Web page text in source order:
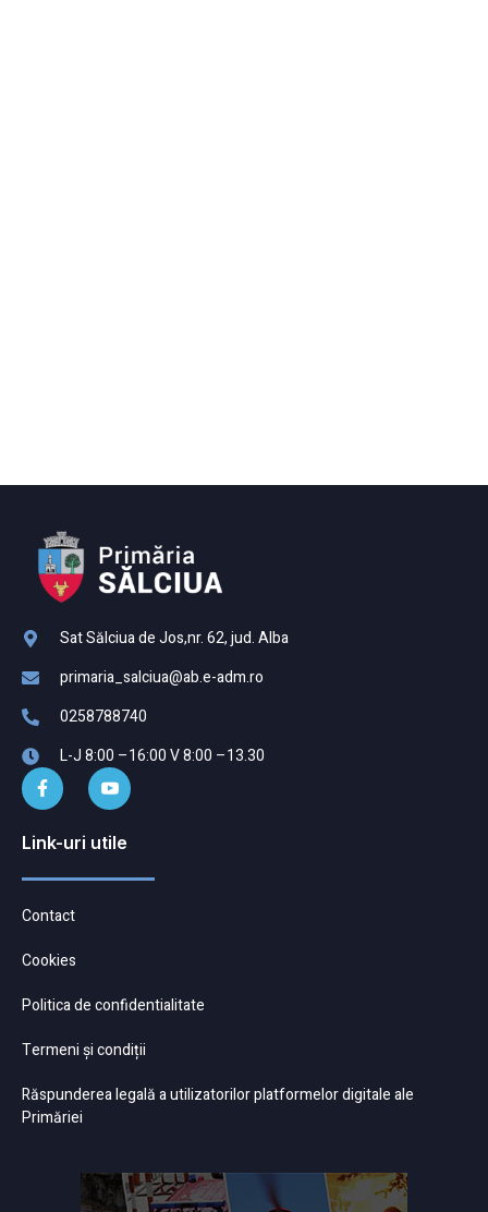
Sat Sălciua de Jos,nr. 62, jud. Alba
primaria_salciua@ab.e-adm.ro
0258788740
L-J 8:00 –16:00 V 8:00 –13.30
Link-uri utile
Contact
Cookies
Politica de confidentialitate
Termeni și condiții
Răspunderea legală a utilizatorilor platformelor digitale ale
Primăriei